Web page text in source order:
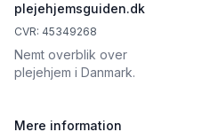
plejehjemsguiden.dk
CVR: 45349268
Nemt overblik over
plejehjem i Danmark.
Mere information